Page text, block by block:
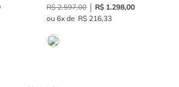
R$ 2.597,00 R$ 1.298,00
6
R$ 216,33